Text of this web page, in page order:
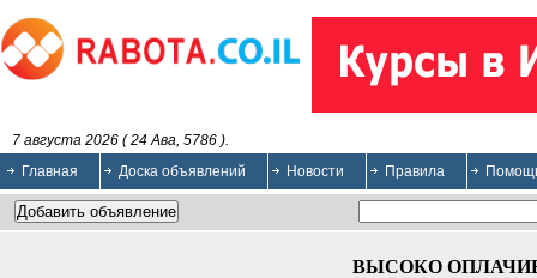
7 августа 2026 ( 24 Ава, 5786 ).
Главная
Доска объявлений Новости Правила
ВЫСОКО